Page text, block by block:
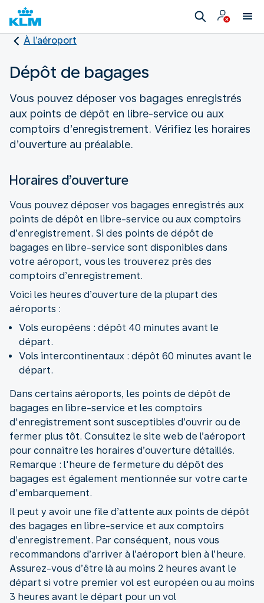
À l’aéroport
Dépôt de bagages
Vous pouvez déposer vos bagages enregistrés
aux points de dépôt en libre-service ou aux
comptoirs d’enregistrement. Vérifiez les horaires
d’ouverture au préalable.
Horaires d’ouverture
Vous pouvez déposer vos bagages enregistrés aux
points de dépôt en libre-service ou aux comptoirs
d’enregistrement. Si des points de dépôt de
bagages en libre-service sont disponibles dans
votre aéroport, vous les trouverez près des
comptoirs d’enregistrement.
Voici les heures d’ouverture de la plupart des
aéroports :
Vols européens : dépôt 40 minutes avant le
départ.
Vols intercontinentaux : dépôt 60 minutes avant le
départ.
Dans certains aéroports, les points de dépôt de
bagages en libre-service et les comptoirs
d'enregistrement sont susceptibles d’ouvrir ou de
fermer plus tôt. Consultez le site web de l’aéroport
pour connaître les horaires d’ouverture détaillés.
Remarque : l'heure de fermeture du dépôt des
bagages est également mentionnée sur votre carte
d'embarquement.
Il peut y avoir une file d’attente aux points de dépôt
des bagages en libre-service et aux comptoirs
d’enregistrement. Par conséquent, nous vous
recommandons d’arriver à l’aéroport bien à l’heure.
Assurez-vous d’être là au moins 2 heures avant le
départ si votre premier vol est européen ou au moins
3 heures avant le départ pour un vol